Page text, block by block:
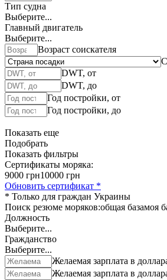
Тип судна
Выберите...
Главный двигатель
Выберите...
Возраст соискателя
DWT, от
DWT, до
Год постройки, от
Год постройки, до
Показать еще
Подобрать
Показать фильтры
Сертификаты моряка:
9000 грн10000 грн
Обновить сертификат *
* Только для граждан Украины
Поиск резюме моряков:общая базамоя
Должность
Выберите...
Гражданство
Выберите...
Желаемая зарплата в
Желаемая зарплата в